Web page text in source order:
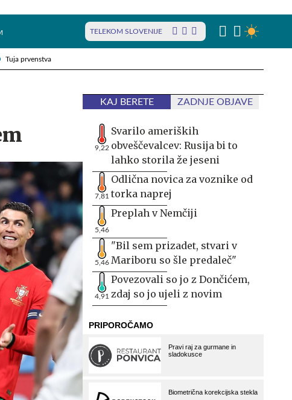
Tuja prvenstva
TELEKOM SLOVENIJE
KAJ BERETE ZADNJE OBJAVE
9,22
Svarilo ameriških
obveščevalcev: Rusija bi to
lahko storila že jeseni
7,81
Odlična novica za voznike od
torka naprej
5,46
Preplah v Nemčiji
5,46
"Bil sem prizadet, stvari v
Mariboru so šle predaleč"
4,91
Povezovali so jo z Dončićem,
zdaj so jo ujeli z novim